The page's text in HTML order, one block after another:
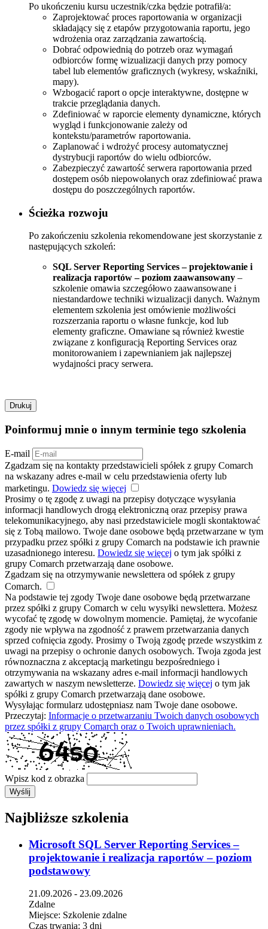
Po ukończeniu kursu uczestnik/czka będzie potrafił/a:
Zaprojektować proces raportowania w organizacji
składający się z etapów przygotowania raportu, jego
wdrożenia oraz zarządzania zawartością.
Dobrać odpowiednią do potrzeb oraz wymagań
odbiorców formę wizualizacji danych przy pomocy
tabel lub elementów graficznych (wykresy, wskaźniki,
mapy).
Wzbogacić raport o opcje interaktywne, dostępne w
trakcie przeglądania danych.
Zdefiniować w raporcie elementy dynamiczne, których
wygląd i funkcjonowanie zależy od
kontekstu/parametrów raportowania.
Zaplanować i wdrożyć procesy automatycznej
dystrybucji raportów do wielu odbiorców.
Zabezpieczyć zawartość serwera raportowania przed
dostępem osób niepowołanych oraz zdefiniować prawa
dostępu do poszczególnych raportów.
Ścieżka rozwoju
Po zakończeniu szkolenia rekomendowane jest skorzystanie z
następujących szkoleń:
SQL Server Reporting Services – projektowanie i
realizacja raportów – poziom zaawansowany –
szkolenie omawia szczegółowo zaawansowane i
niestandardowe techniki wizualizacji danych. Ważnym
elementem szkolenia jest omówienie możliwości
rozszerzania raportu o własne funkcje, kod lub
elementy graficzne. Omawiane są również kwestie
związane z konfiguracją Reporting Services oraz
monitorowaniem i zapewnianiem jak najlepszej
wydajności pracy serwera.
Drukuj
Poinformuj mnie o innym terminie tego szkolenia
E-mail
Zgadzam się na kontakty przedstawicieli spółek z grupy Comarch
na wskazany adres e-mail w celu przedstawienia oferty lub
marketingu. Dowiedz się więcej
Prosimy o tę zgodę z uwagi na przepisy dotyczące wysyłania
informacji handlowych drogą elektroniczną oraz przepisy prawa
telekomunikacyjnego, aby nasi przedstawiciele mogli skontaktować
się z Tobą mailowo. Twoje dane osobowe będą przetwarzane w tym
przypadku przez spółki z grupy Comarch na podstawie ich prawnie
uzasadnionego interesu. Dowiedz się więcej o tym jak spółki z
grupy Comarch przetwarzają dane osobowe.
Zgadzam się na otrzymywanie newslettera od spółek z grupy
Comarch.
Na podstawie tej zgody Twoje dane osobowe będą przetwarzane
przez spółki z grupy Comarch w celu wysyłki newslettera. Możesz
wycofać tę zgodę w dowolnym momencie. Pamiętaj, że wycofanie
zgody nie wpływa na zgodność z prawem przetwarzania danych
sprzed cofnięcia zgody. Prosimy o Twoją zgodę przede wszystkim z
uwagi na przepisy o ochronie danych osobowych. Twoja zgoda jest
równoznaczna z akceptacją marketingu bezpośredniego i
otrzymywania na wskazany adres e-mail informacji handlowych
zawartych w naszym newsletterze. Dowiedz się więcej o tym jak
spółki z grupy Comarch przetwarzają dane osobowe.
Wysyłając formularz udostępniasz nam Twoje dane osobowe.
Przeczytaj: Informacje o przetwarzaniu Twoich danych osobowych
przez spółki z grupy Comarch oraz o Twoich uprawnieniach.
Wpisz kod z obrazka
Wyślij
Najbliższe szkolenia
Microsoft SQL Server Reporting Services –
projektowanie i realizacja raportów – poziom
podstawowy
21.09.2026 - 23.09.2026
Zdalne
Miejsce: Szkolenie zdalne
Czas trwania: 3 dni